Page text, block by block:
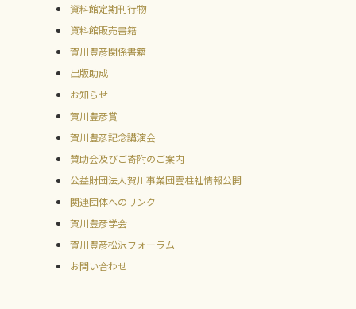
資料館定期刊行物
資料館販売書籍
賀川豊彦関係書籍
出版助成
お知らせ
賀川豊彦賞
賀川豊彦記念講演会
賛助会及びご寄附のご案内
公益財団法人賀川事業団雲柱社情報公開
関連団体へのリンク
賀川豊彦学会
賀川豊彦松沢フォーラム
お問い合わせ